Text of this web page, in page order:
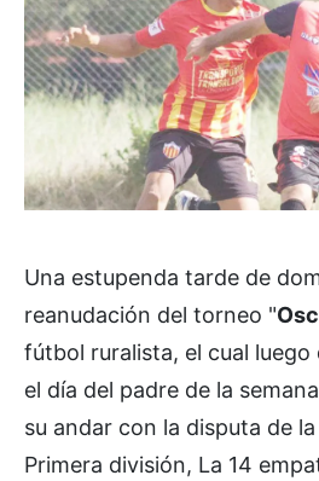
Una estupenda tarde de
reanudación del torneo "
fútbol ruralista, el cual
el día del padre de la
su andar con la disputa de
Primera división, La 14